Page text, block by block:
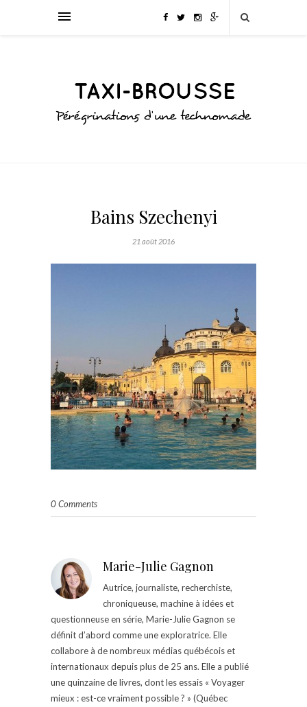
Bains Szechenyi
21 août 2016
0 Comments
Marie-Julie Gagnon
Autrice, journaliste, recherchiste,
chroniqueuse, machine à idées et
questionneuse en série, Marie-Julie Gagnon se
définit d’abord comme une exploratrice. Elle
collabore à de nombreux médias québécois et
internationaux depuis plus de 25 ans. Elle a publié
une quinzaine de livres, dont les essais « Voyager
mieux : est-ce vraiment possible ? » (Québec